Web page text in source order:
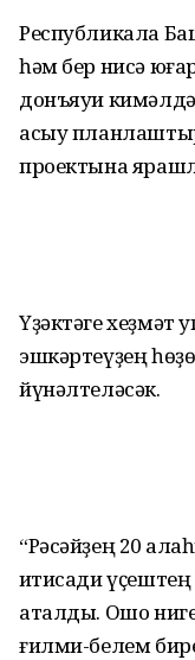
Республикала
һәм бер нисә
донъяуи
асыу
проектына
Үҙәктәге хеҙмәт
эшкәртеүҙең
йүнәлтеләсәк.
“Рәсәйҙең 20
иҡтисади
аталды. Ошо
ғилми-белем